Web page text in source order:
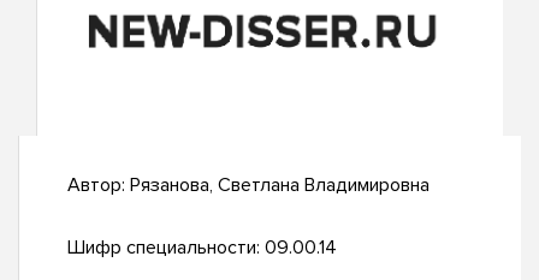
Автор: Рязанова, Светлана Владимировна
Шифр специальности: 09.00.14